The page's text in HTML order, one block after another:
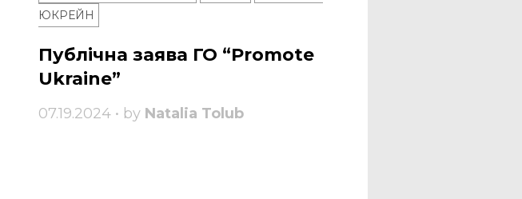
ЮКРЕЙН
Публічна заява ГО “Promote
Ukraine”
07.19.2024 • by Natalia Tolub